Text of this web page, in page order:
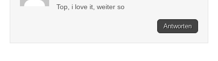
Top, i love it, weiter so
Antworten